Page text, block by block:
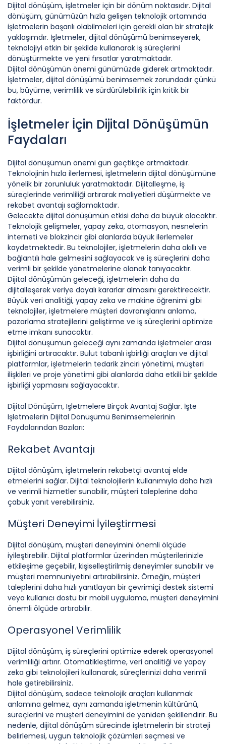
Dijital dönüşüm, işletmeler için bir dönüm noktasıdır. Dijital
dönüşüm, günümüzün hızla gelişen teknolojik ortamında
işletmelerin başarılı olabilmeleri için gerekli olan bir stratejik
yaklaşımdır. İşletmeler, dijital dönüşümü benimseyerek,
teknolojiyi etkin bir şekilde kullanarak iş süreçlerini
dönüştürmekte ve yeni fırsatlar yaratmaktadır.
Dijital dönüşümün önemi günümüzde giderek artmaktadır.
İşletmeler, dijital dönüşümü benimsemek zorundadır çünkü
bu, büyüme, verimlilik ve sürdürülebilirlik için kritik bir
faktördür.
İşletmeler İçin Dijital Dönüşümün
Faydaları
Dijital dönüşümün önemi gün geçtikçe artmaktadır.
Teknolojinin hızla ilerlemesi, işletmelerin dijital dönüşümüne
yönelik bir zorunluluk yaratmaktadır. Dijitalleşme, iş
süreçlerinde verimliliği artırarak maliyetleri düşürmekte ve
rekabet avantajı sağlamaktadır.
Gelecekte dijital dönüşümün etkisi daha da büyük olacaktır.
Teknolojik gelişmeler, yapay zeka, otomasyon, nesnelerin
interneti ve blokzincir gibi alanlarda büyük ilerlemeler
kaydetmektedir. Bu teknolojiler, işletmelerin daha akıllı ve
bağlantılı hale gelmesini sağlayacak ve iş süreçlerini daha
verimli bir şekilde yönetmelerine olanak tanıyacaktır.
Dijital dönüşümün geleceği, işletmelerin daha da
dijitalleşerek veriye dayalı kararlar almasını gerektirecektir.
Büyük veri analitiği, yapay zeka ve makine öğrenimi gibi
teknolojiler, işletmelere müşteri davranışlarını anlama,
pazarlama stratejilerini geliştirme ve iş süreçlerini optimize
etme imkanı sunacaktır.
Dijital dönüşümün geleceği aynı zamanda işletmeler arası
işbirliğini artıracaktır. Bulut tabanlı işbirliği araçları ve dijital
platformlar, işletmelerin tedarik zinciri yönetimi, müşteri
ilişkileri ve proje yönetimi gibi alanlarda daha etkili bir şekilde
işbirliği yapmasını sağlayacaktır.
Dijital Dönüşüm, Işletmelere Birçok Avantaj Sağlar. İşte
Işletmelerin Dijital Dönüşümü Benimsemelerinin
Faydalarından Bazıları:
Rekabet Avantajı
Dijital dönüşüm, işletmelerin rekabetçi avantaj elde
etmelerini sağlar. Dijital teknolojilerin kullanımıyla daha hızlı
ve verimli hizmetler sunabilir, müşteri taleplerine daha
çabuk yanıt verebilirsiniz.
Müşteri Deneyimi İyileştirmesi
Dijital dönüşüm, müşteri deneyimini önemli ölçüde
iyileştirebilir. Dijital platformlar üzerinden müşterilerinizle
etkileşime geçebilir, kişiselleştirilmiş deneyimler sunabilir ve
müşteri memnuniyetini artırabilirsiniz. Örneğin, müşteri
taleplerini daha hızlı yanıtlayan bir çevrimiçi destek sistemi
veya kullanıcı dostu bir mobil uygulama, müşteri deneyimini
önemli ölçüde artırabilir.
Operasyonel Verimlilik
Dijital dönüşüm, iş süreçlerini optimize ederek operasyonel
verimliliği artırır. Otomatikleştirme, veri analitiği ve yapay
zeka gibi teknolojileri kullanarak, süreçlerinizi daha verimli
hale getirebilirsiniz.
Dijital dönüşüm, sadece teknolojik araçları kullanmak
anlamına gelmez, aynı zamanda işletmenin kültürünü,
süreçlerini ve müşteri deneyimini de yeniden şekillendirir. Bu
nedenle, dijital dönüşüm sürecinde işletmelerin bir strateji
belirlemesi, uygun teknolojik çözümleri seçmesi ve